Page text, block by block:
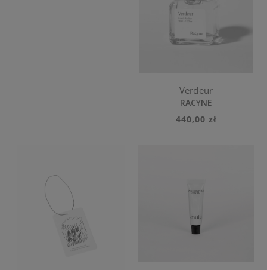
Verdeur
RACYNE
440,00 zł